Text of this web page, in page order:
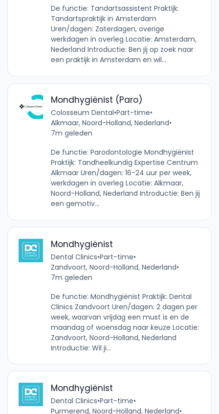
De functie: Tandartsassistent Praktijk:
Tandartspraktijk in Amsterdam
Uren/dagen: Zaterdagen, overige
werkdagen in overleg Locatie: Amsterdam,
Nederland Introductie: Ben jij op zoek naar
een praktijk in Amsterdam en wil...
Mondhygiënist (Paro)
Colosseum Dental•Part-time•
Alkmaar, Noord-Holland, Nederland•
7m geleden
De functie: Parodontologie Mondhygiënist
Praktijk: Tandheelkundig Expertise Centrum
Alkmaar Uren/dagen: 16-24 uur per week,
werkdagen in overleg Locatie: Alkmaar,
Noord-Holland, Nederland Introductie: Ben jij
een gemotiv...
Mondhygiënist
Dental Clinics•Part-time•
Zandvoort, Noord-Holland, Nederland•
7m geleden
De functie: Mondhygiënist Praktijk: Dental
Clinics Zandvoort Uren/dagen: 2 dagen per
week, waarvan vrijdag een must is en de
maandag of woensdag naar keuze Locatie:
Zandvoort, Noord-Holland, Nederland
Introductie: Wil ji...
Mondhygiënist
Dental Clinics•Part-time•
Purmerend, Noord-Holland, Nederland•